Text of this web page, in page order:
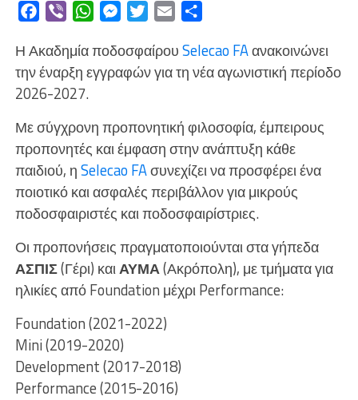
Facebook
Viber WhatsAppMessengerTwitterEmail
Η Ακαδημία ποδοσφαίρουSelecao FAανακοινώνει
την έναρξη εγγραφών για τη νέα αγωνιστική περίοδο
2026-2027.
Με σύγχρονη προπονητική φιλοσοφία, έμπειρους
προπονητές και έμφαση στην ανάπτυξη κάθε
παιδιού, ηSelecao FAσυνεχίζει να προσφέρει ένα
ποιοτικό και ασφαλές περιβάλλον για μικρούς
ποδοσφαιριστές και ποδοσφαιρίστριες.
Οι προπονήσεις πραγματοποιούνται στα γήπεδα
ΑΣΠΙΣ(Γέρι) καιΑΥΜΑ(Ακρόπολη), με τμήματα για
ηλικίες από Foundation μέχρι Performance:
Foundation (2021-2022)
Mini (2019-2020)
Development (2017-2018)
Performance (2015-2016)